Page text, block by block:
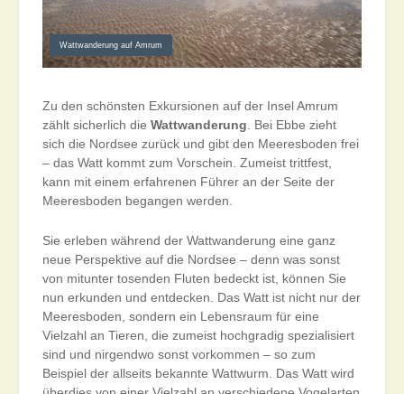
Wattwanderung auf Amrum
Zu den schönsten Exkursionen auf der Insel Amrum
zählt sicherlich die Wattwanderung. Bei Ebbe zieht
sich die Nordsee zurück und gibt den Meeresboden frei
– das Watt kommt zum Vorschein. Zumeist trittfest,
kann mit einem erfahrenen Führer an der Seite der
Meeresboden begangen werden.
Sie erleben während der Wattwanderung eine ganz
neue Perspektive auf die Nordsee – denn was sonst
von mitunter tosenden Fluten bedeckt ist, können Sie
nun erkunden und entdecken. Das Watt ist nicht nur der
Meeresboden, sondern ein Lebensraum für eine
Vielzahl an Tieren, die zumeist hochgradig spezialisiert
sind und nirgendwo sonst vorkommen – so zum
Beispiel der allseits bekannte Wattwurm. Das Watt wird